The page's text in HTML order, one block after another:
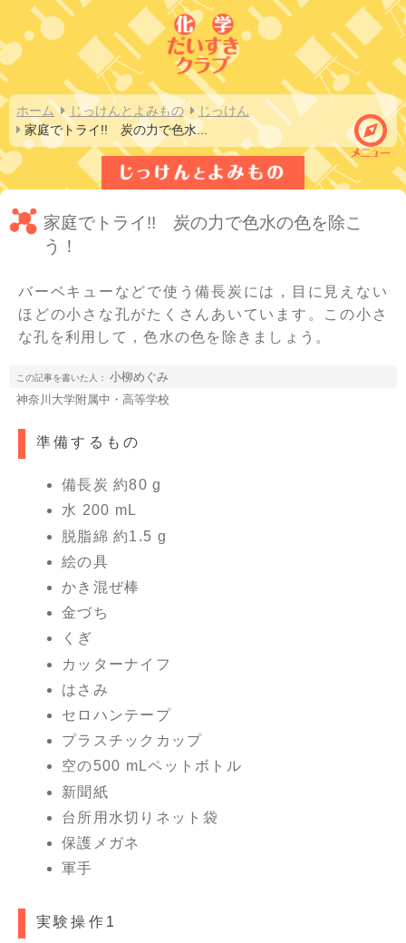
ホーム じっけんとよみもの
じっけん
家庭でトライ!!　炭の力で色水...
家庭でトライ!! 炭の力で色水の色を除こ
う！
バーベキューなどで使う備長炭には，目に見えない
ほどの小さな孔がたくさんあいています。この小さ
な孔を利用して，色水の色を除きましょう。
この記事を書いた人： 小柳めぐみ
神奈川大学附属中・高等学校
準備するもの
備長炭 約80 g
水 200 mL
脱脂綿 約1.5 g
絵の具
かき混ぜ棒
金づち
くぎ
カッターナイフ
はさみ
セロハンテープ
プラスチックカップ
空の500 mLペットボトル
新聞紙
台所用水切りネット袋
保護メガネ
軍手
実験操作1